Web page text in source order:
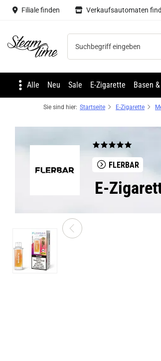
Filiale finden Verkaufsautomaten
Steam time
Alle Neu Sale E-Zigarette Basen
Sie sind hier: Startseite E-Zigarette
FLERBAR
E-